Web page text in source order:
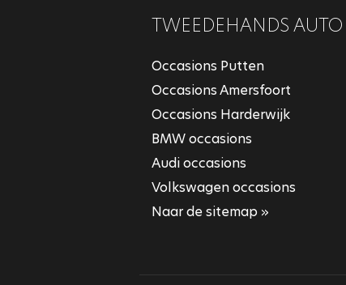
TWEEDEHANDS
Occasions Putten
Occasions Amersfoort
Occasions Harderwijk
BMW occasions
Audi occasions
Volkswagen occasions
Naar de sitemap »